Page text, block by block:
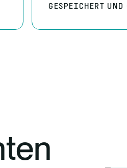
GESPEICHERT UND